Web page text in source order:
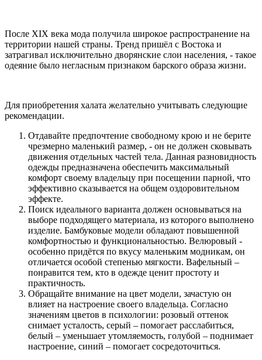
После XIX века мода получила широкое распространение на
территории нашей страны. Тренд пришёл с Востока и
затрагивал исключительно дворянские слои населения, - такое
одеяние было негласным признаком барского образа жизни.
Для приобретения халата желательно учитывать следующие
рекомендации.
Отдавайте предпочтение свободному крою и не берите
чрезмерно маленький размер, - он не должен сковывать
движения отдельных частей тела. Данная разновидность
одежды предназначена обеспечить максимальный
комфорт своему владельцу при посещении парной, что
эффективно сказывается на общем оздоровительном
эффекте.
Поиск идеального варианта должен основываться на
выборе подходящего материала, из которого выполнено
изделие. Бамбуковые модели обладают повышенной
комфортностью и функциональностью. Велюровый -
особенно придётся по вкусу маленьким модникам, он
отличается особой степенью мягкости. Вафельный –
понравится тем, кто в одежде ценит простоту и
практичность.
Обращайте внимание на цвет модели, зачастую он
влияет на настроение своего владельца. Согласно
значениям цветов в психологии: розовый оттенок
снимает усталость, серый – помогает расслабиться,
белый – уменьшает утомляемость, голубой – поднимает
настроение, синий – помогает сосредоточиться.